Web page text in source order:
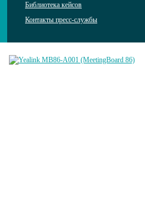
Библиотека кейсов
Контакты пресс-службы